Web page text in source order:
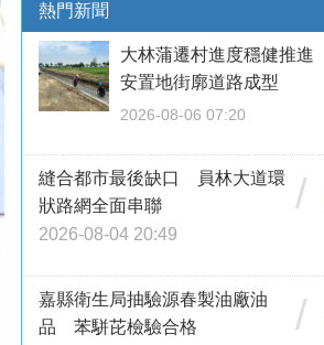
熱門新聞
大林蒲遷村進度穩健推進
安置地街廓道路成型
2026-08-06 07:20
縫合都市最後缺口 員林大道環
狀路網全面串聯
2026-08-04 20:49
/
嘉縣衛生局抽驗源春製油廠油
品 苯駢芘檢驗合格
/